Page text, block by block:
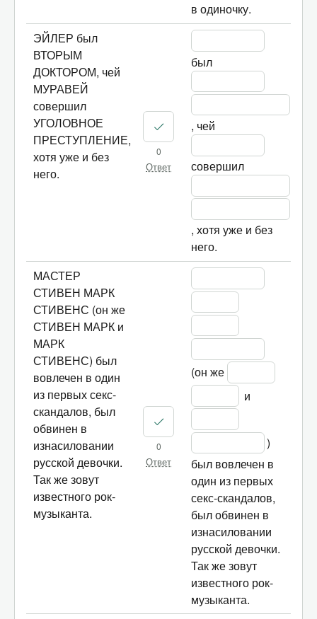
в одиночку.
ЭЙЛЕР был
ВТОРЫМ
ДОКТОРОМ, чей
МУРАВЕЙ
совершил
УГОЛОВНОЕ
ПРЕСТУПЛЕНИЕ,
хотя уже и без
него.
0
Ответ
был
, чей
совершил
, хотя уже и без
него.
МАСТЕР
СТИВЕН МАРК
СТИВЕНС (он же
СТИВЕН МАРК и
МАРК
СТИВЕНС) был
вовлечен в один
из первых секс-
скандалов, был
обвинен в
изнасиловании
русской девочки.
Так же зовут
известного рок-
музыканта.
0
Ответ
(он же
и
)
был вовлечен в
один из первых
секс-скандалов,
был обвинен в
изнасиловании
русской девочки.
Так же зовут
известного рок-
музыканта.